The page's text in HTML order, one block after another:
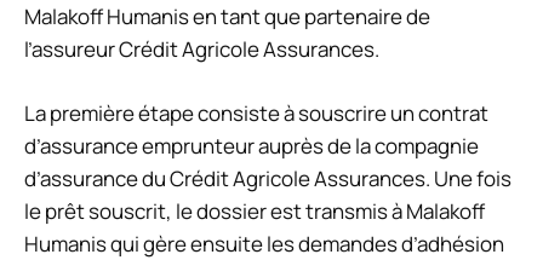
Malakoff Humanis en tant que partenaire de
l’assureur Crédit Agricole Assurances.
La première étape consiste à souscrire un contrat
d’assurance emprunteur auprès de la compagnie
d’assurance du Crédit Agricole Assurances. Une fois
le prêt souscrit, le dossier est transmis à Malakoff
Humanis qui gère ensuite les demandes d’adhésion